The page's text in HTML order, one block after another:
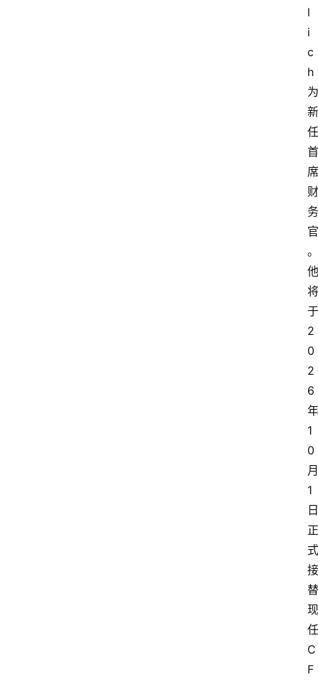
l
i
c
h
为
新
任
首
席
财
务
官
。
他
将
于
2
0
2
6
年
1
0
月
1
日
正
式
接
替
现
任
C
F